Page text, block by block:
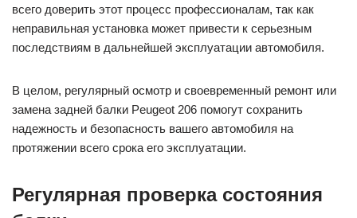
всего доверить этот процесс профессионалам, так как
неправильная установка может привести к серьезным
последствиям в дальнейшей эксплуатации автомобиля.
В целом, регулярный осмотр и своевременный ремонт или
замена задней балки Peugeot 206 помогут сохранить
надежность и безопасность вашего автомобиля на
протяжении всего срока его эксплуатации.
Регулярная проверка состояния